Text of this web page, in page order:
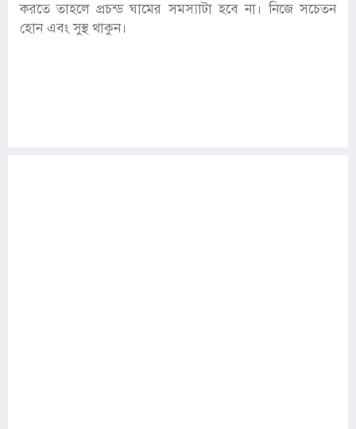
করতে তাহলে প্রচন্ড ঘামের সমস্যাটা হবে না। নিজে সচেতন
হোন এবং সুস্থ থাকুন।